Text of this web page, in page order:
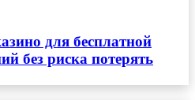
для бесплатной
без риска потерять